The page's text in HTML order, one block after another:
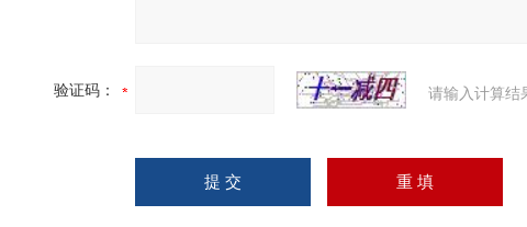
验证码： 请输入计算结